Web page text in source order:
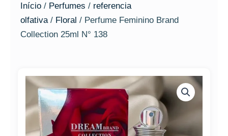
Início / Perfumes / referencia
olfativa / Floral / Perfume Feminino Brand
Collection 25ml N° 138